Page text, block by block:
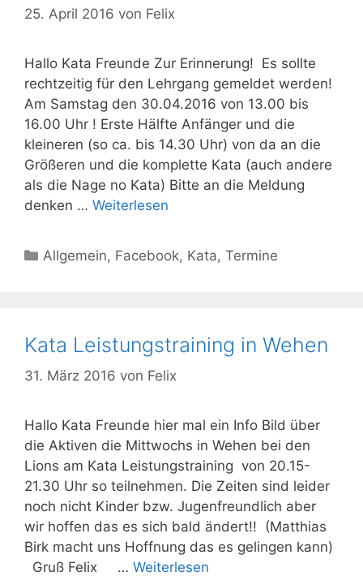
25. April 2016 von Felix
Hallo Kata Freunde Zur Erinnerung! Es sollte
rechtzeitig für den Lehrgang gemeldet werden!
Am Samstag den 30.04.2016 von 13.00 bis
16.00 Uhr ! Erste Hälfte Anfänger und die
kleineren (so ca. bis 14.30 Uhr) von da an die
Größeren und die komplette Kata (auch andere
als die Nage no Kata) Bitte an die Meldung
denken … Weiterlesen
Kategorien
Allgemein, Facebook, Kata,Termine
Kata Leistungstraining in Wehen
31. März 2016 von Felix
Hallo Kata Freunde hier mal ein Info Bild über
die Aktiven die Mittwochs in Wehen bei den
Lions am Kata Leistungstraining von 20.15-
21.30 Uhr so teilnehmen. Die Zeiten sind leider
noch nicht Kinder bzw. Jugenfreundlich aber
wir hoffen das es sich bald ändert!! (Matthias
Birk macht uns Hoffnung das es gelingen kann)
Gruß Felix … Weiterlesen